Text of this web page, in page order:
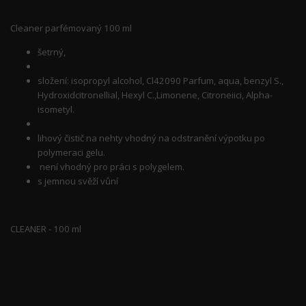
Cleaner parfémovaný 100 ml
šetrný,
složení: isopropyl alcohol, Cl42090 Parfum, aqua, benzyl S.,
Hydroxidcitronellial, Hexyl C.,Limonene, Citroneiici, Alpha-
isometyl.
lihový čistič na nehty vhodný na odstranění výpotku po
polymeraci gelu.
není vhodný pro práci s polygelem.
s jemnou svěží vůní
CLEANER - 100 ml